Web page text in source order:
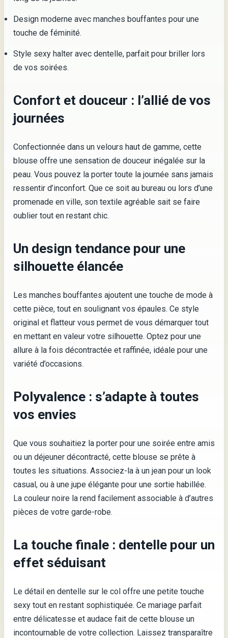
Design moderne avec manches bouffantes pour une
touche de féminité.
Style sexy halter avec dentelle, parfait pour briller lors
de vos soirées.
Confort et douceur : l’allié de vos
journées
Confectionnée dans un velours haut de gamme, cette
blouse offre une sensation de douceur inégalée sur la
peau. Vous pouvez la porter toute la journée sans jamais
ressentir d’inconfort. Que ce soit au bureau ou lors d’une
promenade en ville, son textile agréable sait se faire
oublier tout en restant chic.
Un design tendance pour une
silhouette élancée
Les manches bouffantes ajoutent une touche de mode à
cette pièce, tout en soulignant vos épaules. Ce style
original et flatteur vous permet de vous démarquer tout
en mettant en valeur votre silhouette. Optez pour une
allure à la fois décontractée et raffinée, idéale pour une
variété d’occasions.
Polyvalence : s’adapte à toutes
vos envies
Que vous souhaitiez la porter pour une soirée entre amis
ou un déjeuner décontracté, cette blouse se prête à
toutes les situations. Associez-la à un jean pour un look
casual, ou à une jupe élégante pour une sortie habillée.
La couleur noire la rend facilement associable à d’autres
pièces de votre garde-robe.
La touche finale : dentelle pour un
effet séduisant
Le détail en dentelle sur le col offre une petite touche
sexy tout en restant sophistiquée. Ce mariage parfait
entre délicatesse et audace fait de cette blouse un
incontournable de votre collection. Laissez transparaître